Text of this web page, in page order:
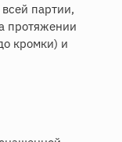
партии,
протяжении
кромки) и